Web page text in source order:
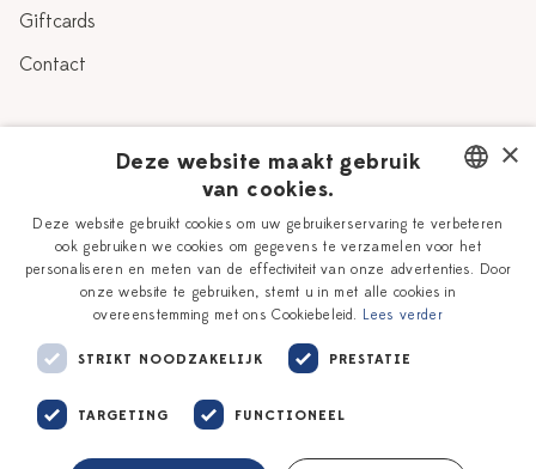
Giftcards
Contact
Verhaal
Onze plateelschilders
Delfts Blauw
Workshops
Vacatures
Zakelijk
DUTCH
ENGLISH
×
Deze website maakt gebruik
van cookies.
Deze website gebruikt cookies om uw gebruikerservaring te verbeteren
ook gebruiken we cookies om gegevens te verzamelen voor het
personaliseren en meten van de effectiviteit van onze advertenties. Door
onze website te gebruiken, stemt u in met alle cookies in
overeenstemming met ons Cookiebeleid. Lees verder
STRIKT NOODZAKELIJK PRESTATIE
TARGETING FUNCTIONEEL